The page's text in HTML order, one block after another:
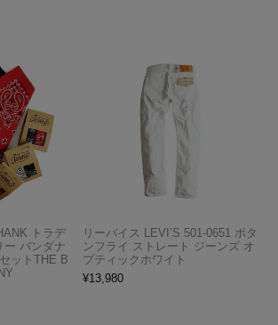
トラデ
ー バンダナ
ットTHE B
リーバイス LEVI’S 501-0651 ボタ
ンフライ ストレート ジーンズ オ
プティックホワイト
¥13,980